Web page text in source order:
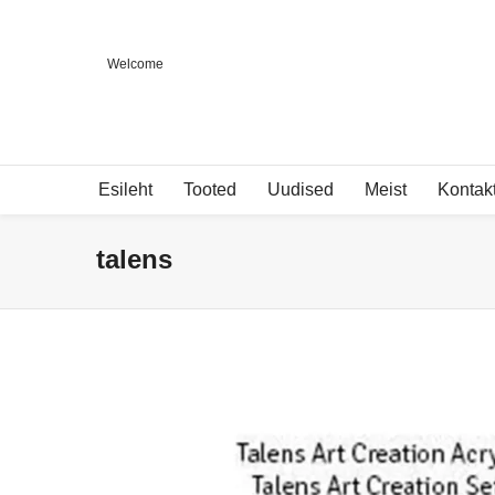
Welcome
Esileht Tooted Uudised Meist
talens